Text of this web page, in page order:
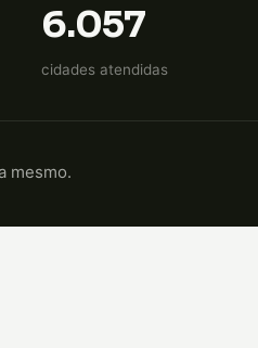
6.057
cidades atendidas
mesmo.